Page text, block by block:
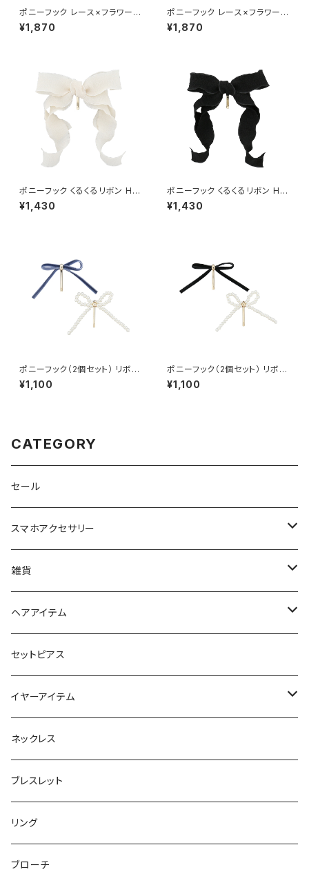
ポニーフック レース×フラワー刺
繍 HCF0250-WH（ホワイト）
¥1,870
ポニーフック レース×フラワー刺
繍 HCF0250-BK（ブラック）
¥1,870
ポニーフック くるくるリボン HC
F0249-IV（アイボリー）
¥1,430
ポニーフック くるくるリボン HC
F0249-BK（ブラック）
¥1,430
ポニーフック（2個セット） リボン
×パール HCF0248-BL（ブル
ー）
¥1,100
ポニーフック（2個セット） リボン
×パール HCF0248-BK（ブラッ
ク）
¥1,100
CATEGORY
セール
スマホアクセサリー
iPhoneケース
スマホリング＆グリップ
マルチショルダー
雑貨
ポーチ
マチ付きポーチ
フラットポーチ
etc
スマートキーポーチ
チャーム / カラビナ
ウォレット / 財布
トートバッグ
パスケース
ミラー
ヘアアイテム
静電気軽減ヘアブレスレット
ポニーフック
テールクラッチ
シュシュット
キープスタイラー
ヘアピン
セットピアス
イヤーアイテム
ステンレスピアス
ピアス
イヤリング
セットピアス
ネックレス
ブレスレット
リング
ブローチ